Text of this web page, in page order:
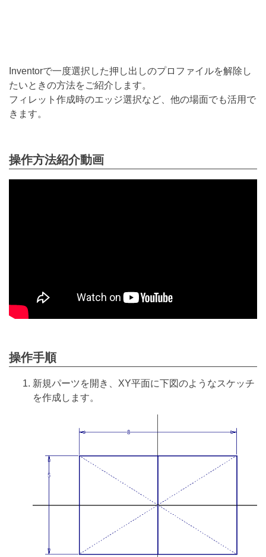
Inventorで一度選択した押し出しのプロファイルを解除し
たいときの方法をご紹介します。
フィレット作成時のエッジ選択など、他の場面でも活用で
きます。
操作方法紹介動画
操作手順
新規パーツを開き、XY平面に下図のようなスケッチ
を作成します。